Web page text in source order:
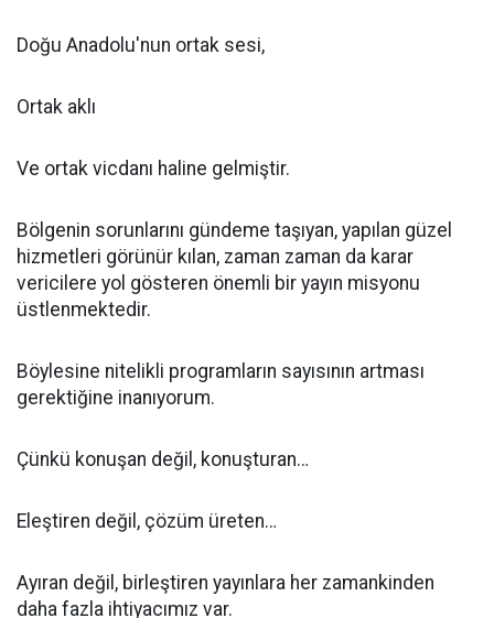
Doğu Anadolu'nun ortak sesi,
Ortak aklı
Ve ortak vicdanı haline gelmiştir.
Bölgenin sorunlarını gündeme taşıyan, yapılan güzel
hizmetleri görünür kılan, zaman zaman da karar
vericilere yol gösteren önemli bir yayın misyonu
üstlenmektedir.
Böylesine nitelikli programların sayısının artması
gerektiğine inanıyorum.
Çünkü konuşan değil, konuşturan…
Eleştiren değil, çözüm üreten…
Ayıran değil, birleştiren yayınlara her zamankinden
daha fazla ihtiyacımız var.